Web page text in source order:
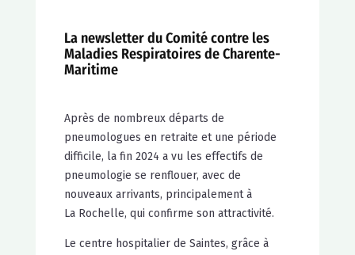
La newsletter du Comité contre les
Maladies Respiratoires de Charente-
Maritime
Après de nombreux départs de
pneumologues en retraite et une période
difficile, la fin 2024 a vu les effectifs de
pneumologie se renflouer, avec de
nouveaux arrivants, principalement à
La Rochelle, qui confirme son attractivité.
Le centre hospitalier de Saintes, grâce à